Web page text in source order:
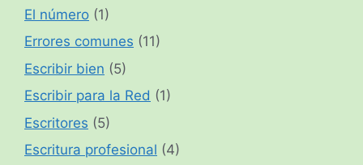
El número (1)
Errores comunes (11)
Escribir bien (5)
Escribir para la Red (1)
Escritores (5)
Escritura profesional (4)